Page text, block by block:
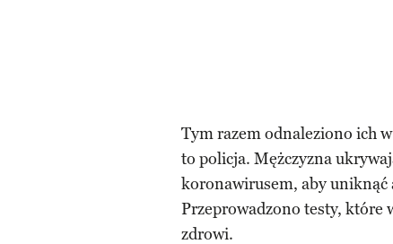
Tym razem odnaleziono ich
to policja. Mężczyzna
koronawirusem, aby uniknąć
Przeprowadzono testy, które
zdrowi.